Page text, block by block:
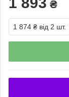
₴
1 874 ₴ від 2 шт.